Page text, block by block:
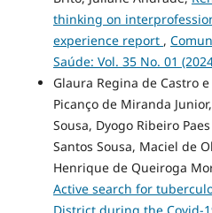
thinking on
experience report ,
Saúde: Vol. 35 No. 01
Glaura Regina de Castro
Picanço de Miranda
Sousa, Dyogo Ribeiro
Santos Sousa, Maciel de
Henrique de Queiroga
Active search for
District during the Covid-